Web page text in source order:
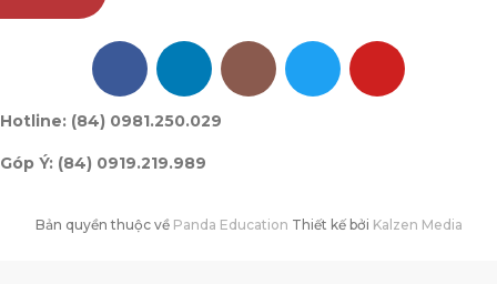
Hotline: (84) 0981.250.029
Góp Ý: (84) 0919.219.989
Bản quyền thuộc về Panda Education Thiết kế bởi Kalzen Media